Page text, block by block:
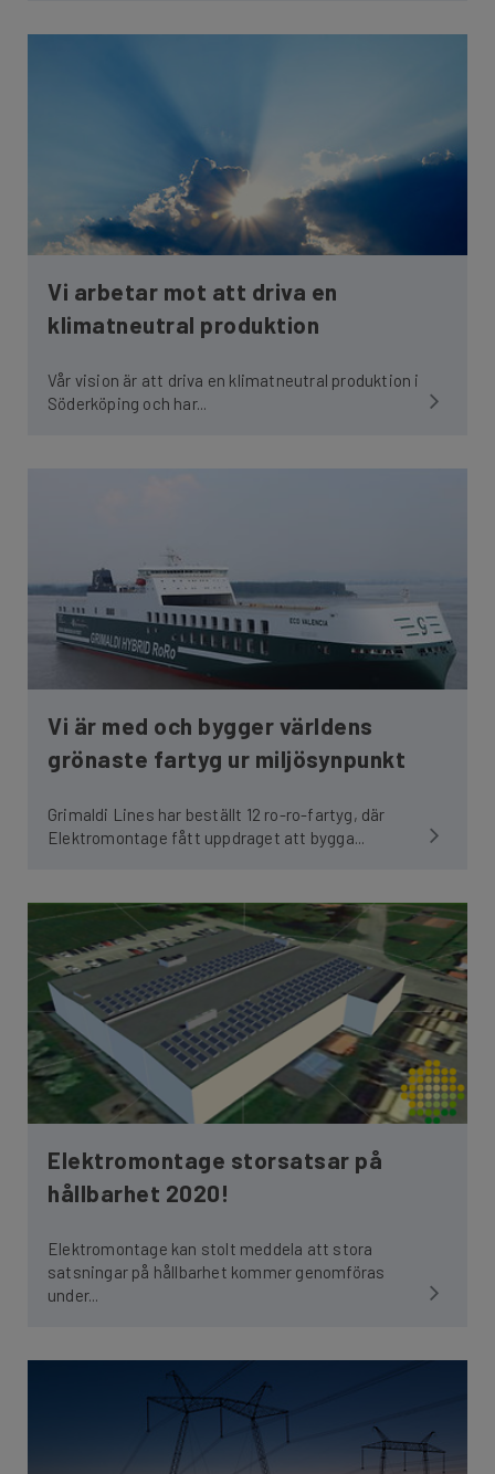
Vi arbetar mot att driva en
klimatneutral produktion
Vår vision är att driva en klimatneutral produktion i
Söderköping och har...
Vi är med och bygger världens
grönaste fartyg ur miljösynpunkt
Grimaldi Lines har beställt 12 ro-ro-fartyg, där
Elektromontage fått uppdraget att bygga...
Elektromontage storsatsar på
hållbarhet 2020!
Elektromontage kan stolt meddela att stora
satsningar på hållbarhet kommer genomföras
under...